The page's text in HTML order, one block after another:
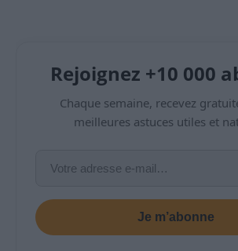
Rejoignez +10 000
Chaque semaine, recevez
meilleures astuces utiles et
Je m’abonne